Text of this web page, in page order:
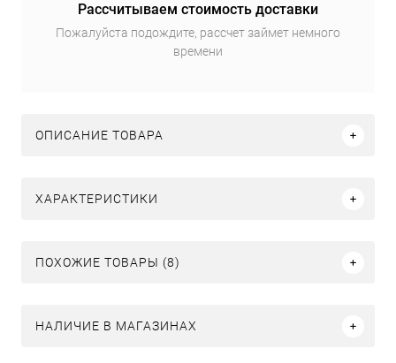
Рассчитываем стоимость доставки
Пожалуйста подождите, рассчет займет немного
времени
ОПИСАНИЕ ТОВАРА
ХАРАКТЕРИСТИКИ
ПОХОЖИЕ ТОВАРЫ (8)
НАЛИЧИЕ В МАГАЗИНАХ